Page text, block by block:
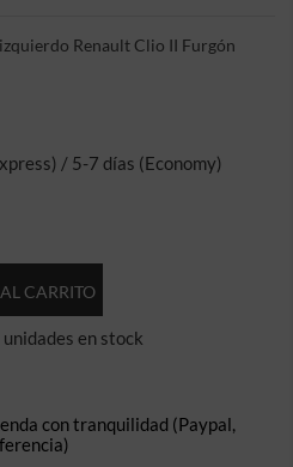
Renault Clio II Furgón
/ 5-7 días (Economy)
CARRITO
en stock
con tranquilidad (Paypal,